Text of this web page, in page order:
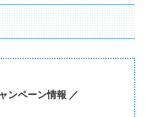
ンペーン情報 ／